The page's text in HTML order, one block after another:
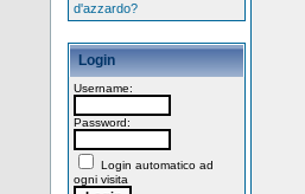
d'azzardo?
Login
Username:
Password:
Login automatico ad
ogni visita